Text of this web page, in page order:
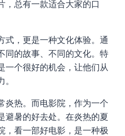
，总有一款适合大家的口
式，更是一种文化体验。通
同的故事、不同的文化。特
一个很好的机会，让他们从
炎热。而电影院，作为一个
避暑的好去处。在炎热的夏
，看一部好电影，是一种极